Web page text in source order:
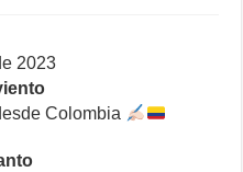
2023
Colombia